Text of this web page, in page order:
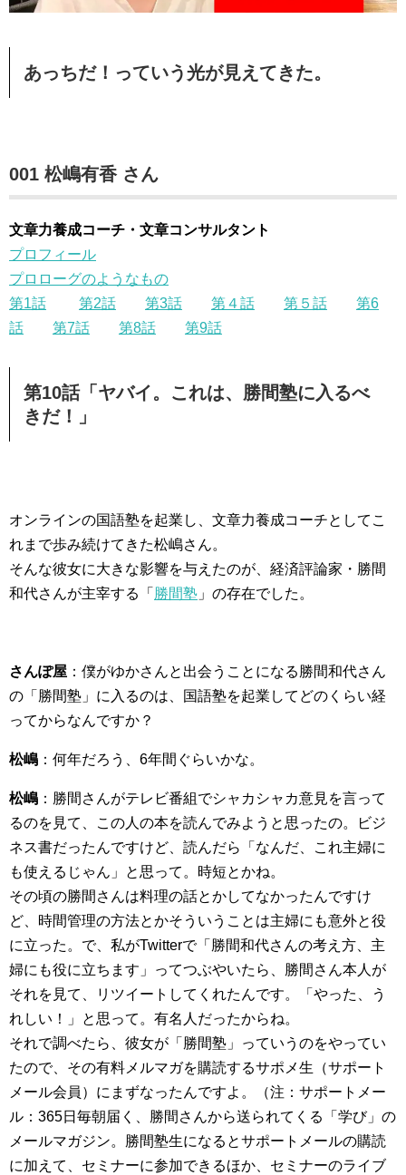
あっちだ！っていう光が見えてきた。
001 松嶋有香 さん
文章力養成コーチ・文章コンサルタント
プロフィール
プロローグのようなもの
第1話
第2話 第3話 第４話 第５話
第6
話
第7話 第8話 第9話
第10話「ヤバイ。これは、勝間塾に入るべ
きだ！」
オンラインの国語塾を起業し、文章力養成コーチとしてこ
れまで歩み続けてきた松嶋さん。
そんな彼女に大きな影響を与えたのが、経済評論家・勝間
和代さんが主宰する「 勝間塾 」の存在でした。
さんぽ屋 ：僕がゆかさんと出会うことになる勝間和代さん
の「勝間塾」に入るのは、国語塾を起業してどのくらい経
ってからなんですか？
松嶋 ：何年だろう、6年間ぐらいかな。
松嶋 ：勝間さんがテレビ番組でシャカシャカ意見を言って
るのを見て、この人の本を読んでみようと思ったの。ビジ
ネス書だったんですけど、読んだら「なんだ、これ主婦に
も使えるじゃん」と思って。時短とかね。
その頃の勝間さんは料理の話とかしてなかったんですけ
ど、時間管理の方法とかそういうことは主婦にも意外と役
に立った。で、私がTwitterで「勝間和代さんの考え方、主
婦にも役に立ちます」ってつぶやいたら、勝間さん本人が
それを見て、リツイートしてくれたんです。「やった、う
れしい！」と思って。有名人だったからね。
それで調べたら、彼女が「勝間塾」っていうのをやってい
たので、その有料メルマガを購読するサポメ生（サポート
メール会員）にまずなったんですよ。（注：サポートメー
ル：365日毎朝届く、勝間さんから送られてくる「学び」の
メールマガジン。勝間塾生になるとサポートメールの購読
に加えて、セミナーに参加できるほか、セミナーのライブ